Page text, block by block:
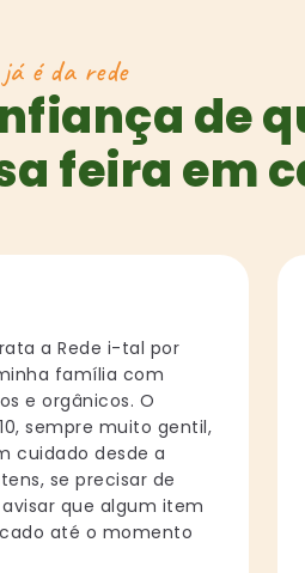
já é da rede
de
feira em
a Rede i-tal por
família com
e orgânicos. O
sempre muito gentil,
cuidado desde a
se precisar de
que algum item
até o momento